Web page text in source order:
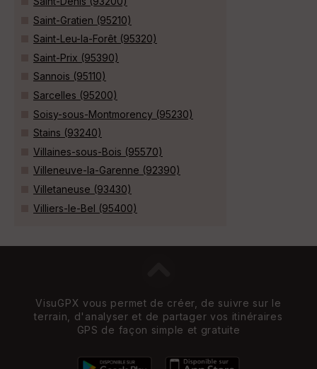
Saint-Gratien (95210)
Saint-Leu-la-Forêt (95320)
Saint-Prix (95390)
Sannois (95110)
Sarcelles (95200)
Soisy-sous-Montmorency (95230)
Stains (93240)
Villaines-sous-Bois (95570)
Villeneuve-la-Garenne (92390)
Villetaneuse (93430)
Villiers-le-Bel (95400)
VisuGPX vous permet de créer, de suivre sur le
terrain, d'analyser et de partager vos itinéraires
GPS de façon simple et gratuite